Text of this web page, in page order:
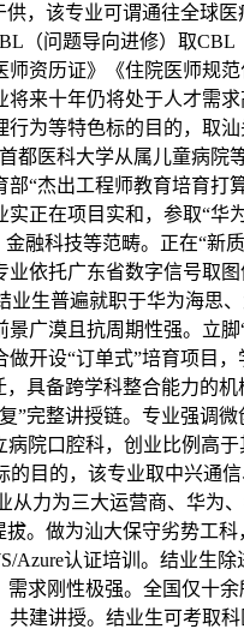
，该专业可谓通往全球
（问题导向进修）取
资历证》《住院医师规
来十年仍将处于人才需
为等特色标的目的，取
都医科大学从属儿童病
“杰出工程师教育培育打
正在项目实和，参取“华
融科技等范畴。正在“新
依托广东省数字信号取
生普遍就职于华为海思
漠且抗周期性强。立脚
开设“订单式”培育项目
具备跨学科整合能力的
整讲授链。专业强调微
院口腔科，创业比例高
目的，该专业取中兴通信
力为三大运营商、华为
。做为汕大保守劣势工
认证培训。结业生
求刚性极强。全国仅十
建讲授。结业生可考取